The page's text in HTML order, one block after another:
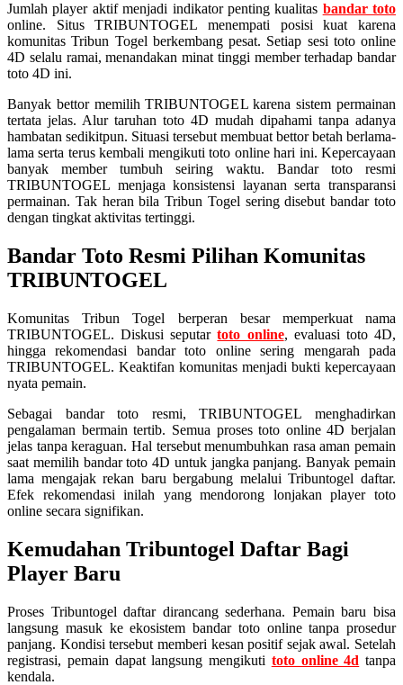
Jumlah player aktif menjadi indikator penting kualitas bandar toto
online. Situs TRIBUNTOGEL menempati posisi kuat karena
komunitas Tribun Togel berkembang pesat. Setiap sesi toto online
4D selalu ramai, menandakan minat tinggi member terhadap bandar
toto 4D ini.
Banyak bettor memilih TRIBUNTOGEL karena sistem permainan
tertata jelas. Alur taruhan toto 4D mudah dipahami tanpa adanya
hambatan sedikitpun. Situasi tersebut membuat bettor betah berlama-
lama serta terus kembali mengikuti toto online hari ini. Kepercayaan
banyak member tumbuh seiring waktu. Bandar toto resmi
TRIBUNTOGEL menjaga konsistensi layanan serta transparansi
permainan. Tak heran bila Tribun Togel sering disebut bandar toto
dengan tingkat aktivitas tertinggi.
Bandar Toto Resmi Pilihan Komunitas
TRIBUNTOGEL
Komunitas Tribun Togel berperan besar memperkuat nama
TRIBUNTOGEL. Diskusi seputartoto online, evaluasi toto 4D,
hingga rekomendasi bandar toto online sering mengarah pada
TRIBUNTOGEL. Keaktifan komunitas menjadi bukti kepercayaan
nyata pemain.
Sebagai bandar toto resmi, TRIBUNTOGEL menghadirkan
pengalaman bermain tertib. Semua proses toto online 4D berjalan
jelas tanpa keraguan. Hal tersebut menumbuhkan rasa aman pemain
saat memilih bandar toto 4D untuk jangka panjang. Banyak pemain
lama mengajak rekan baru bergabung melalui Tribuntogel daftar.
Efek rekomendasi inilah yang mendorong lonjakan player toto
online secara signifikan.
Kemudahan Tribuntogel Daftar Bagi
Player Baru
Proses Tribuntogel daftar dirancang sederhana. Pemain baru bisa
langsung masuk ke ekosistem bandar toto online tanpa prosedur
panjang. Kondisi tersebut memberi kesan positif sejak awal. Setelah
registrasi, pemain dapat langsung mengikuti toto online 4d tanpa
kendala.